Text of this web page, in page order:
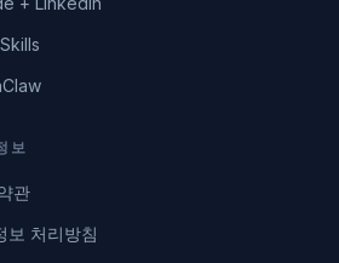
보
관
보 처리방침